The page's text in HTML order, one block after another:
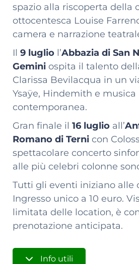
spazio alla riscoperta della
ottocentesca Louise
camera e narrazione
Il 9 luglio l’Abbazia di San
Gemini ospita il talento
Clarissa Bevilacqua in un
Ysaÿe, Hindemith e musica
contemporanea.
Gran finale il 16 luglio all’
Romano di Terni con
spettacolare concerto
alle più celebri colonne
Tutti gli eventi iniziano alle
Ingresso unico a 10 euro.
limitata delle location, è
prenotazione anticipata.
Info utili